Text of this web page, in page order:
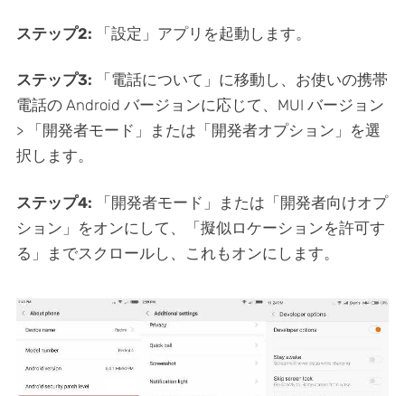
ステップ2: 「設定」アプリを起動します。
ステップ3:
「電話について」に移動し、お使いの携帯
電話の Android バージョンに応じて、MUI バージョン
> 「開発者モード」または「開発者オプション」を選
択します。
ステップ4:
「開発者モード」または「開発者向けオプ
ション」をオンにして、「擬似ロケーションを許可す
る」までスクロールし、これもオンにします。